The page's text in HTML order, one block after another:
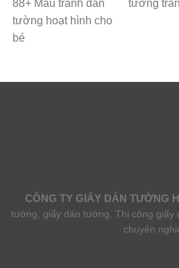
88+ Mẫu tranh dán
tường hoạt hình cho
bé
tường
CÔNG TY GIẤY DÁN TƯỜNG
tường, giấy dán tường. Thi công
chuyên